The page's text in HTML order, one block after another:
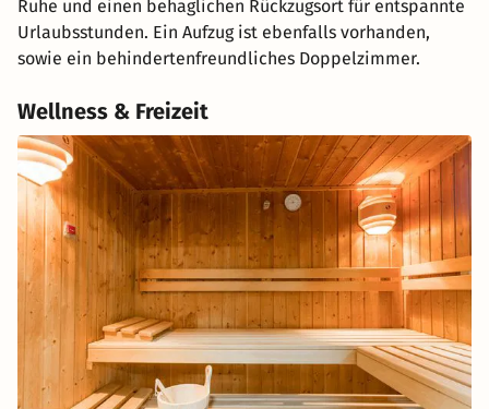
Ruhe und einen behaglichen Rückzugsort für entspannte
Urlaubsstunden. Ein Aufzug ist ebenfalls vorhanden,
sowie ein behindertenfreundliches Doppelzimmer.
Wellness & Freizeit